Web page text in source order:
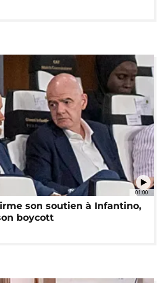
01:00
son soutien à Infantino,
boycott